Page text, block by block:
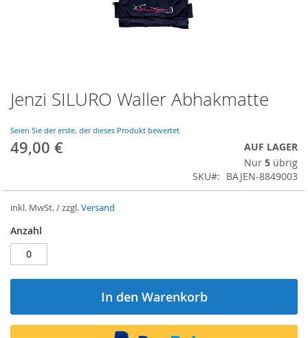
Zum
Anfang
Bildergalerie
springen
Jenzi SILURO Waller Abhakmatte
Seien Sie der erste, der dieses Produkt bewertet
49,00 €
AUF LAGER
Nur 5 übrig
SKU
BAJEN-8849003
inkl. MwSt. / zzgl.Versand
Anzahl
In den Warenkorb